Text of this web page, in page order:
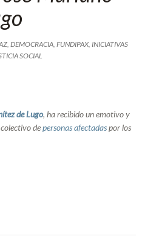
, DEMOCRACIA, FUNDIPAX, INICIATIVAS
SOCIAL
de Lugo, ha recibido un emotivo y
depersonas afectadaspor los